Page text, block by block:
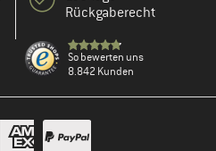
Rückgaberecht
So bewerten uns
8.842 Kunden